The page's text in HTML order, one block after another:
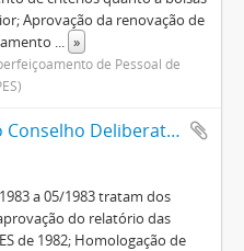
Aprovação da renovação de
... »
de Pessoal de
Resoluções do Conselho Deliberativo (1982-1992)
a 05/1983 tratam dos
do relatório das
de 1982; Homologação de